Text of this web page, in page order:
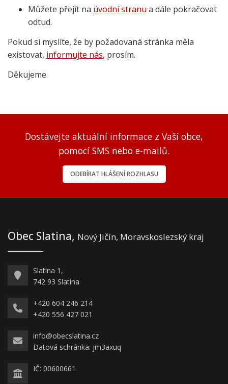
Můžete přejít na úvodní stranu a dále pokračovat
odtud.
Pokud si myslíte, že by požadovaná stránka měla
existovat, informujte nás, prosím.
Děkujeme.
Dostávejte aktuální informace z Vaší obce,
pomocí SMS nebo e-mailů.
ODEBÍRAT HLÁŠENÍ ROZHLASU
Obec Slatina, Nový Jičín, Moravskoslezský kraj
Slatina 1,
742 93 Slatina
+420 604 246 214
+420 556 427 021
info@obecslatina.cz
Datová schránka: jm3axuq
IČ: 00600661